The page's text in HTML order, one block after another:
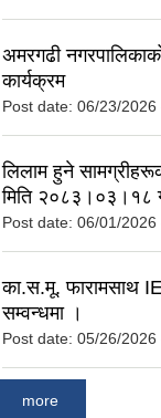
अमरगढी
कार्यक्रम
Post date: 06/23/2026
लिलाम हुने
मिति २०८३।०३।१८
Post date: 06/01/2026
का.स.मू. फारामसाथ
सम्वन्धमा ।
Post date: 05/26/2026
more